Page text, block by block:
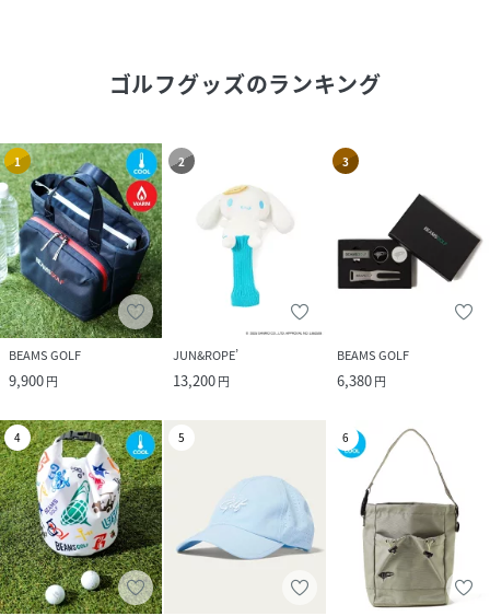
ゴルフグッズのランキング
1
BEAMS GOLF
9,900円
2
JUN&ROPE’
13,200円
3
BEAMS GOLF
6,380円
4 5 6